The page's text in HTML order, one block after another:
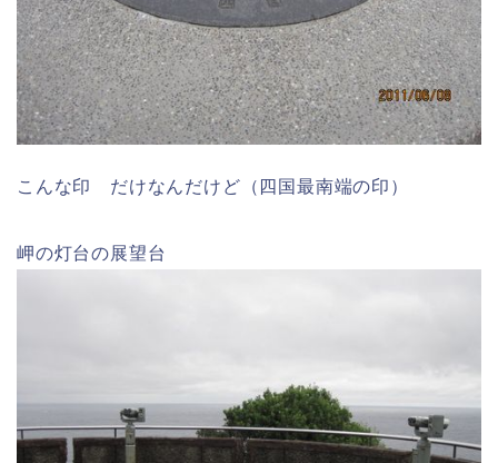
こんな印 だけなんだけど（四国最南端の印）
岬の灯台の展望台